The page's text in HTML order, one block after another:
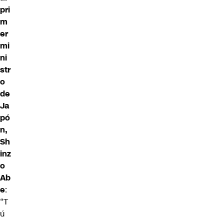
pri
m
er
mi
ni
str
o
de
Ja
pó
n,
Sh
inz
o
Ab
e:
“T
ú